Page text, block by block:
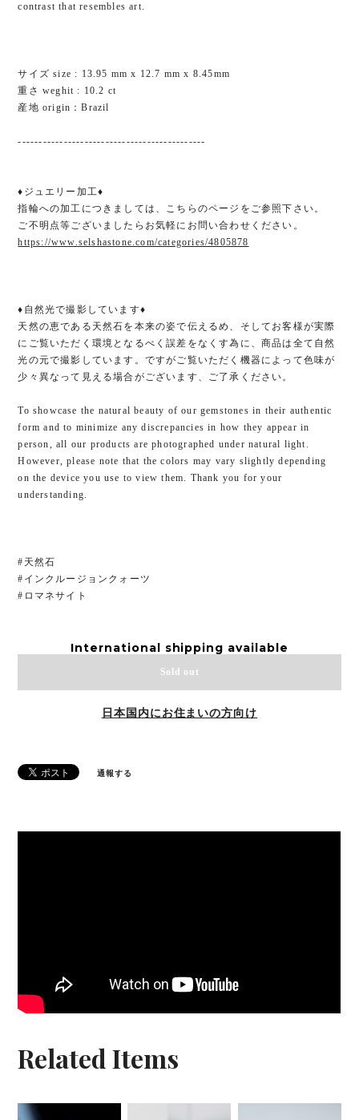
contrast that resembles art.
サイズ size : 13.95 mm x 12.7 mm x 8.45mm
重さ weghit : 10.2 ct
産地 origin：Brazil
---------------------------------------------
♦ジュエリー加工♦
指輪への加工につきましては、こちらのページをご参照下さい。
ご不明点等ございましたらお気軽にお問い合わせください。
https://www.selshastone.com/categories/4805878
♦自然光で撮影しています♦
天然の恵である天然石を本来の姿で伝えるめ、そしてお客様が実際
にご覧いただく環境となるべく誤差をなくす為に、商品は全て自然
光の元で撮影しています。ですがご覧いただく機器によって色味が
少々異なって見える場合がございます、ご了承ください。
To showcase the natural beauty of our gemstones in their authentic
form and to minimize any discrepancies in how they appear in
person, all our products are photographed under natural light.
However, please note that the colors may vary slightly depending
on the device you use to view them. Thank you for your
understanding.
#天然石
#インクルージョンクォーツ
#ロマネサイト
International shipping available
Sold out
日本国内にお住まいの方向け
通報する
Related Items